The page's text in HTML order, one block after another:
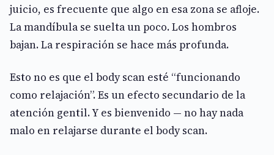
juicio, es frecuente que algo en esa zona se afloje.
La mandíbula se suelta un poco. Los hombros
bajan. La respiración se hace más profunda.
Esto no es que el body scan esté “funcionando
como relajación”. Es un efecto secundario de la
atención gentil. Y es bienvenido — no hay nada
malo en relajarse durante el body scan.